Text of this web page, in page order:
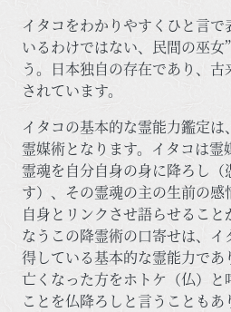
イタコをわかりやすくひと言
いるわけではない、民間の巫女
う。日本独自の存在であり、
されています。
イタコの基本的な霊能力鑑定
霊媒術となります。イタコは
霊魂を自分自身の身に降ろし（
す）、その霊魂の主の生前の感
自身とリンクさせ語らせるこ
なうこの降霊術の口寄せは、
得している基本的な霊能力であ
亡くなった方をホトケ（仏）
ことを仏降ろしと言うこともあ